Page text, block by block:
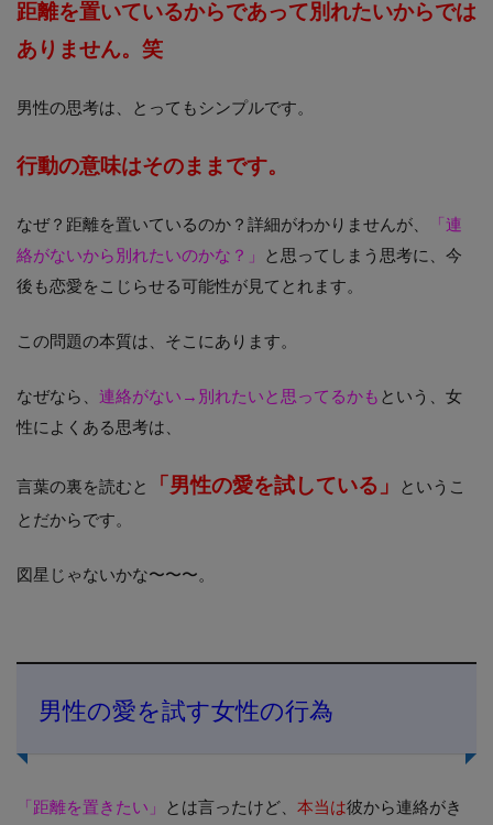
距離を置いているからであって別れたいからでは
ありません。笑
男性の思考は、とってもシンプルです。
行動の意味はそのままです。
なぜ？距離を置いているのか？詳細がわかりませんが、
「連
絡がないから別れたいのかな？」
と思ってしまう思考に、今
後も恋愛をこじらせる可能性が見てとれます。
この問題の本質は、そこにあります。
なぜなら、 連絡がない→別れたいと思ってるかも という、女
性によくある思考は、
言葉の裏を読むと 「男性の愛を試している」
というこ
とだからです。
図星じゃないかな〜〜〜。
男性の愛を試す女性の行為
「距離を置きたい」 とは言ったけど、 本当は彼から連絡がき